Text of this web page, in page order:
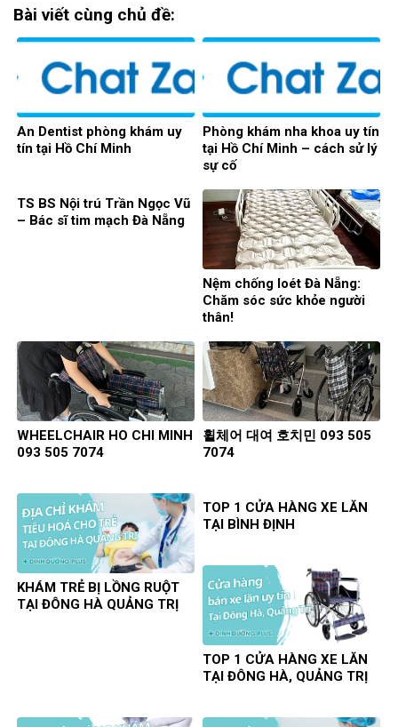
Bài viết cùng chủ đề:
An Dentist phòng khám uy
tín tại Hồ Chí Minh
Phòng khám nha khoa uy tín
tại Hồ Chí Minh – cách sử lý
sự cố
TS BS Nội trú Trần Ngọc Vũ
– Bác sĩ tim mạch Đà Nẵng
Nệm chống loét Đà Nẵng:
Chăm sóc sức khỏe người
thân!
WHEELCHAIR HO CHI MINH
093 505 7074
휠체어 대여 호치민 093 505
7074
KHÁM TRẺ BỊ LỒNG RUỘT
TẠI ĐÔNG HÀ QUẢNG TRỊ
TOP 1 CỬA HÀNG XE LĂN
TẠI BÌNH ĐỊNH
TOP 1 CỬA HÀNG XE LĂN
TẠI ĐÔNG HÀ, QUẢNG TRỊ